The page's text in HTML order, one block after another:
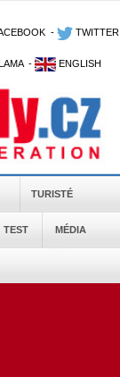
- TWITTER
- ENGLISH
TURISTÉ
TEST MÉDIA